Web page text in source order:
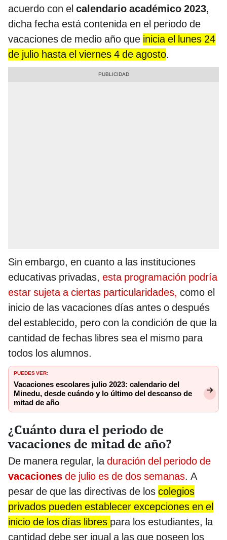
acuerdo con el calendario académico 2023,
dicha fecha está contenida en el periodo de
vacaciones de medio año que inicia el lunes 24
de julio hasta el viernes 4 de agosto.
Sin embargo, en cuanto a las instituciones
educativas privadas, esta programación podría
estar sujeta a ciertas particularidades, como el
inicio de las vacaciones días antes o después
del establecido, pero con la condición de que la
cantidad de fechas libres sea el mismo para
todos los alumnos.
PUEDES VER:
Vacaciones escolares julio 2023: calendario del
Minedu, desde cuándo y lo último del descanso de
mitad de año
¿Cuánto dura el periodo de
vacaciones de mitad de año?
De manera regular, laduración del periodo de
vacaciones de julio es de dos semanas. A
pesar de que las directivas de los colegios
privados pueden establecer excepciones en el
inicio de los días libres para los estudiantes, la
cantidad debe ser igual a las que poseen los